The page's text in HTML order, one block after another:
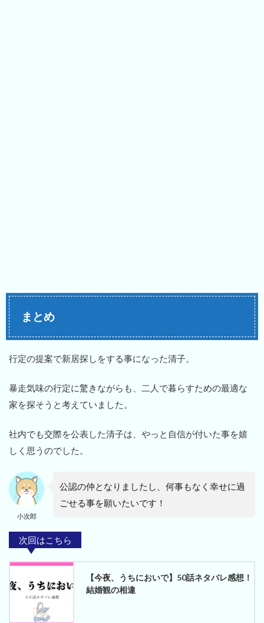
まとめ
行定の提案で新居探しをする事になった清子。
暴走気味の行定に驚きながらも、二人で暮らすための最適な
家を探そうと考えていました。
社内でも交際を公表した清子は、やっと自信が付いた事を嬉
しく思うのでした。
小次郎
公認の仲となりましたし、何事もなく幸せに過
ごせる事を願いたいです！
次回はこちら
【今夜、うちにおいで】50話ネタバレ感想！
結婚観の相違